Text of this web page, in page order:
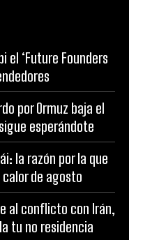
el ‘Future Founders
por Ormuz baja el
esperándote
la razón por la que
de agosto
al conflicto con Irán,
tu no residencia